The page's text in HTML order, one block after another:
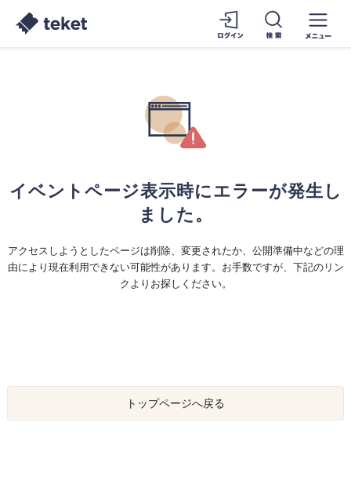
イベントページ表示時にエラーが発生し
ました。
アクセスしようとしたページは削除、変更されたか、公開準備中などの理
由により現在利用できない可能性があります。お手数ですが、下記のリン
クよりお探しください。
トップページへ戻る